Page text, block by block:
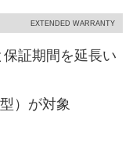
EXTENDED WARRANTY
証期間を延長い
）が対象